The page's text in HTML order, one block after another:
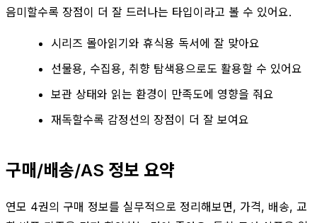
음미할수록 장점이 더 잘 드러나는 타입이라고 볼 수 있어요.
시리즈 몰아읽기와 휴식용 독서에 잘 맞아요
선물용, 수집용, 취향 탐색용으로도 활용할 수 있어요
보관 상태와 읽는 환경이 만족도에 영향을 줘요
재독할수록 감정선의 장점이 더 잘 보여요
구매/배송/AS 정보 요약
연모 4권의 구매 정보를 실무적으로 정리해보면, 가격, 배송, 교